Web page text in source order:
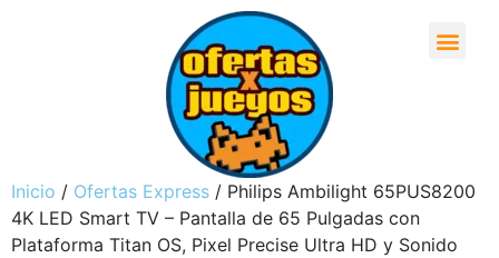
Inicio / Ofertas Express / Philips Ambilight 65PUS8200
4K LED Smart TV – Pantalla de 65 Pulgadas con
Plataforma Titan OS, Pixel Precise Ultra HD y Sonido